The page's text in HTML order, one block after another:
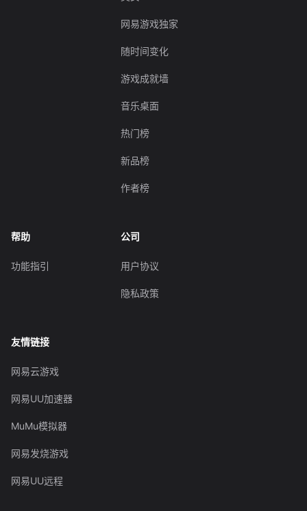
网易游戏独家
随时间变化
游戏成就墙
音乐桌面
热门榜
新品榜
作者榜
帮助
功能指引
公司
用户协议
隐私政策
友情链接
网易云游戏
网易UU加速器
MuMu模拟器
网易发烧游戏
网易UU远程